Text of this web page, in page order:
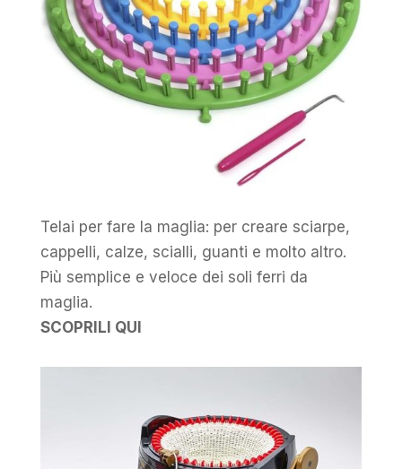
Telai per fare la maglia: per creare sciarpe,
cappelli, calze, scialli, guanti e molto altro.
Più semplice e veloce dei soli ferri da
maglia.
SCOPRILI QUI